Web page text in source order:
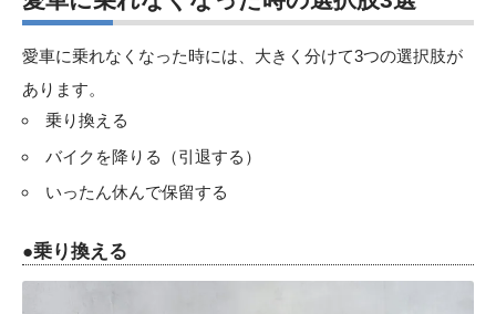
愛車に乗れなくなった時には、大きく分けて3つの選択肢が
あります。
乗り換える
バイクを降りる（引退する）
いったん休んで保留する
●乗り換える